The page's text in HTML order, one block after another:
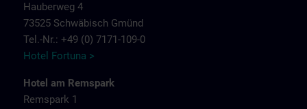
Hauberweg 4
73525 Schwäbisch Gmünd
Tel.-Nr.: +49 (0) 7171-109-0
Hotel Fortuna >
Hotel am Remspark
Remspark 1